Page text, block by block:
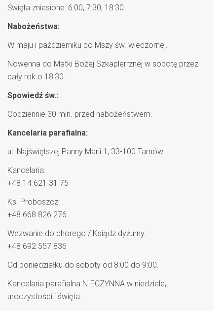
Święta zniesione: 6:00, 7:30, 18:30
Nabożeństwa:
W maju i październiku po Mszy św. wieczornej.
Nowenna do Matki Bożej Szkaplerrznej w sobotę przez
cały rok o 18:30.
Spowiedź św.:
Codziennie 30 min. przed nabożeństwem.
Kancelaria parafialna:
ul. Najświętszej Panny Marii 1, 33-100 Tarnów
Kancelaria:
+48 14 621 31 75
Ks. Proboszcz:
+48 668 826 276
Wezwanie do chorego / Ksiądz dyżurny:
+48 692 557 836
Od poniedziałku do soboty od 8:00 do 9:00.
Kancelaria parafialna NIECZYNNA w niedziele,
uroczystości i święta.